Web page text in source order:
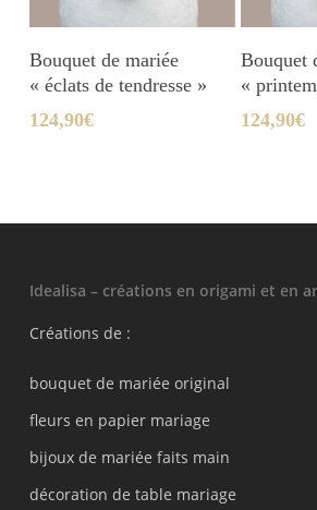
Ajouter Au Panier
Bouquet de mariée
« éclats de tendresse »
124,90€
Bouquet
«
124,90€
Idealisa – créations en origami et en
Créations de :
bouquet de mariée original
fleurs en papier mariage
bijoux de mariée faits main
décoration de table mariage